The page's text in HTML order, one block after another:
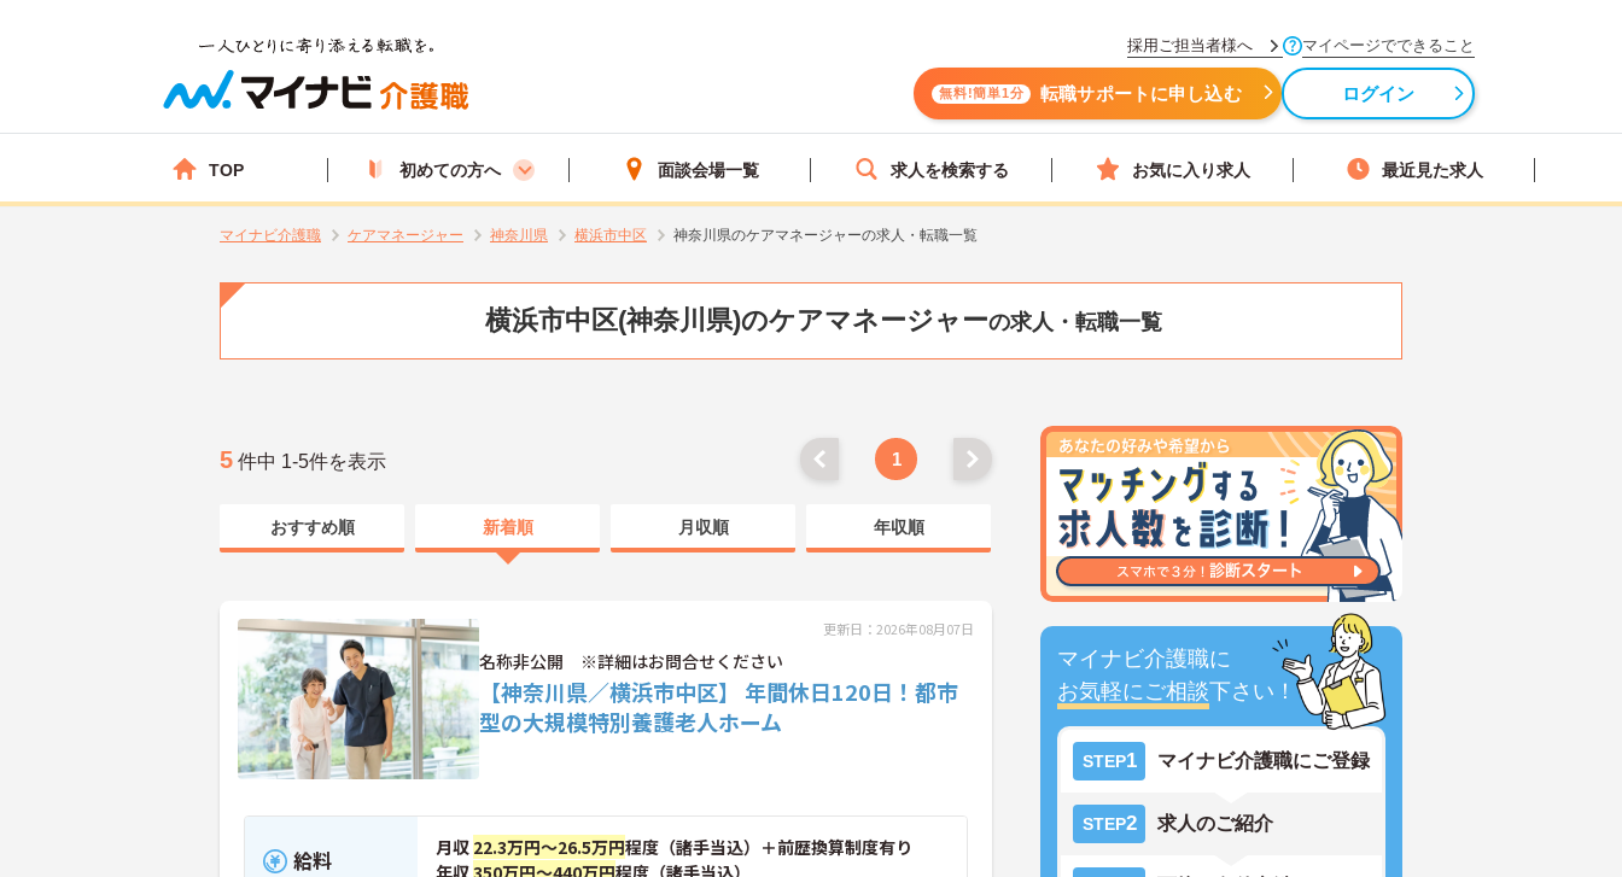
採用ご担当者様へ マイページでできること
無料!簡単1分 転職サポートに申し込む ログイン
TOP 初めての方へ 面談会場一覧 求人を検索する お気に入り求人 最近見た求人
マイナビ介護職 ケアマネージャー 神奈川県 横浜市中区 神奈川県のケアマネージャーの求人・転職一覧
横浜市中区(神奈川県)のケアマネージャーの求人・転職一覧
マイナビ介護職に
お気軽にご相談下さい！
STEP1 マイナビ介護職にご登録
STEP2 求人のご紹介
5 件中 1-5件を表示 1
おすすめ順 新着順 月収順 年収順
更新日：2026年08月07日
名称非公開 ※詳細はお問合せください
【神奈川県／横浜市中区】 年間休日120日！都市
型の大規模特別養護老人ホーム
給料 月収 22.3万円～26.5万円程度（諸手当込）＋前歴換算制度有り